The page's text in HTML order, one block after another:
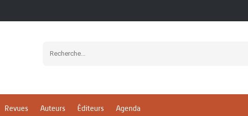
Revues Auteurs Éditeurs Agenda